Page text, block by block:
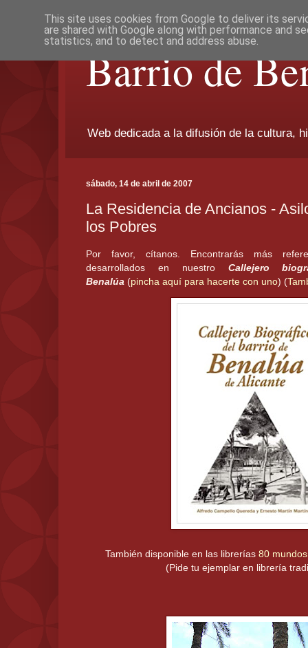
Barrio de
Web dedicada a la difusión de la cultura,
sábado, 14 de abril de 2007
La Residencia de Ancianos -
los Pobres
Por favor, cítanos. Encontrarás más
desarrollados en nuestro Callejero
Benalúa (pincha aquí para hacerte con uno) (
También disponible en las librerías 80 mundos
(Pide tu ejemplar en librería
This site uses cookies from Google to deliver its
are shared with Google along with performance and
statistics, and to detect and address abuse.